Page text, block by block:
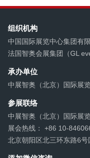
组织机构
中国国际展览中心集团有
法国智奥会展集团（GL
承办单位
中展智奥（北京）国际展
参展联络
中展智奥（北京）国际展
展会热线： +86 10-
北京朝阳区北三环东路6